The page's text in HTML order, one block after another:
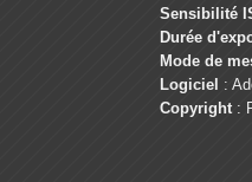
Sensibilité
Durée
Mode de
Logiciel :
Copyright :